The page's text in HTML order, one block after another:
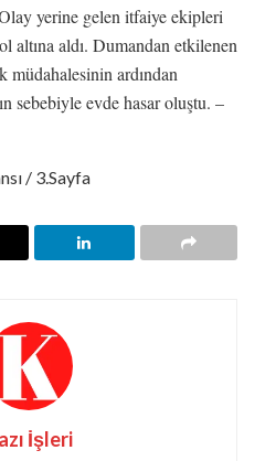
yerine gelen itfaiye ekipleri
altına aldı. Dumandan etkilenen
ardından
sebebiyle evde hasar oluştu. –
/ 3.Sayfa
İşleri